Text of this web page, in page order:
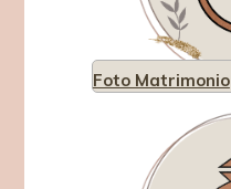
Foto Matrimonio